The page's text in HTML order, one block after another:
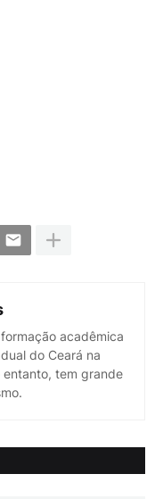
acadêmica
do Ceará na
tem grande